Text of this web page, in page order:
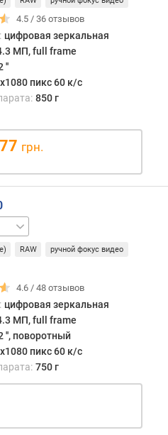
4.5 /36 отзывов
цифровая зеркальная
МП, full frame
''
пикс 60 к/с
850 г
грн.
RAW ручной фокус видео
4.6 /48 отзывов
цифровая зеркальная
МП, full frame
'', поворотный
пикс 60 к/с
750 г